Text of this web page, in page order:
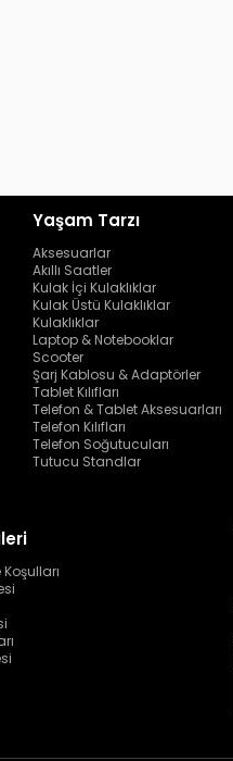
Yaşam Tarzı
Aksesuarlar
Akıllı Saatler
Kulak İçi Kulaklıklar
Kulak Üstü Kulaklıklar
Kulaklıklar
Laptop & Notebooklar
Scooter
Şarj Kablosu & Adaptörler
Tablet Kılıfları
Telefon & Tablet Aksesuarları
Telefon Kılıfları
Telefon Soğutucuları
Tutucu Standlar